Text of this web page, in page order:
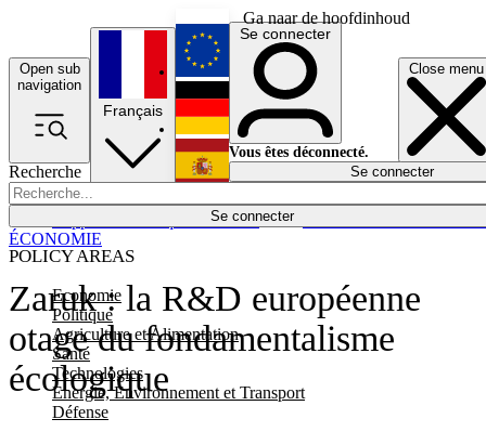
Ga naar de hoofdinhoud
Open sub
navigation
Close menu
Recherche
Se connecter
POLICY AREAS
Economie
Politique
Agriculture et Alimentation
Santé
Technologies
Energie, Environnement et Transport
Défense
Économie
Français
English
Deutsch
Español
Se connecter
Vous êtes déconnecté.
Se connecter
Zaruk : la R&D européenne
otage du fondamentalisme
écologique
ÉCONOMIE